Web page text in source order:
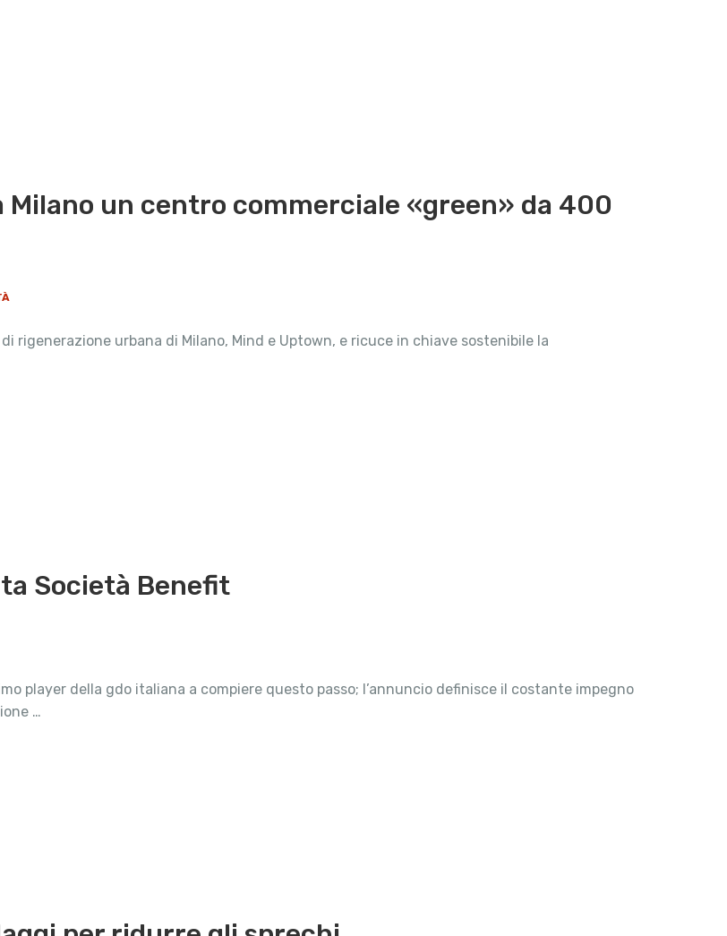
Milano un centro commerciale «green» da 400
rigenerazione urbana di Milano, Mind e Uptown, e ricuce in chiave sostenibile la
Società Benefit
player della gdo italiana a compiere questo passo; l’annuncio definisce il costante impegno
…